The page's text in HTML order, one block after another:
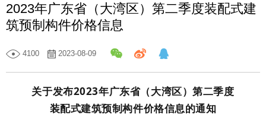
2023年广东省（大湾区）第二季度装配式建
筑预制构件价格信息
4100 2023-08-09
关于发布2023年广东省（大湾区）第二季度
装配式建筑预制构件价格信息的通知